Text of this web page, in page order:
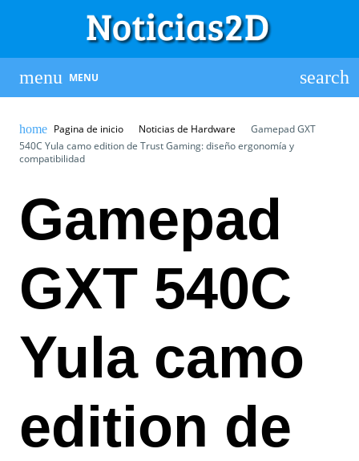
MENU
Pagina de inicio Noticias de Hardware
Gamepad GXT
540C Yula camo edition de Trust Gaming: diseño ergonomía y
compatibilidad
Gamepad
GXT 540C
Yula camo
edition de